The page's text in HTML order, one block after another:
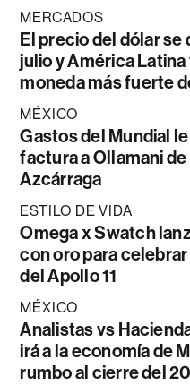
MERCADOS
El precio del dólar se
julio y América
moneda más fuerte
MÉXICO
Gastos del Mundial
factura a Ollamani
Azcárraga
ESTILO DE VIDA
Omega x Swatch
con oro para
del Apollo 11
MÉXICO
Analistas vs
irá a la economía de
rumbo al cierre del